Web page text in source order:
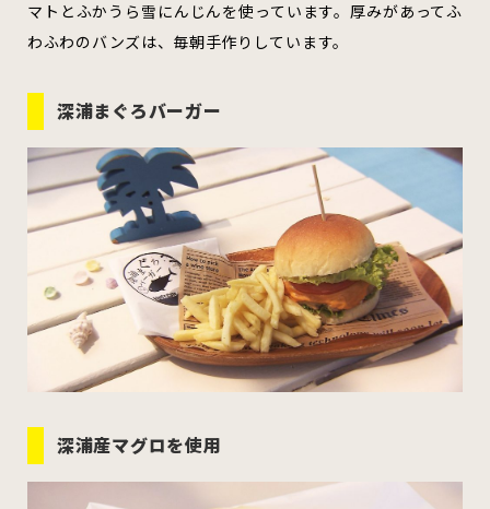
弘前市 黒石市 平川市
八戸市
すべてのエリアをみる
ホーム
お問い合わせ
マトとふかうら雪にんじんを使っています。厚みがあってふ
わふわのバンズは、毎朝手作りしています。
深浦まぐろバーガー
深浦産マグロを使用